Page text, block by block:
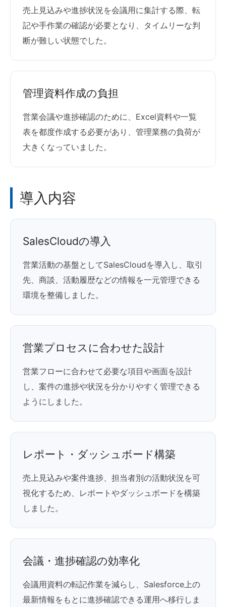
売上見込みや進捗状況を会議用に集計する際、転
記や手作業の確認が必要となり、タイムリーな判
断が難しい状態でした。
管理資料作成の負担
営業会議や進捗確認のために、Excel資料や一覧
表を都度作成する必要があり、管理業務の負荷が
大きくなっていました。
導入内容
SalesCloudの導入
営業活動の基盤としてSalesCloudを導入し、取引
先、商談、活動履歴などの情報を一元管理できる
環境を整備しました。
営業プロセスに合わせた設計
営業フローに合わせて必要な項目や画面を設計
し、案件の進捗や状況を分かりやすく管理できる
ようにしました。
レポート・ダッシュボード構築
売上見込みや案件進捗、担当者別の活動状況を可
視化するため、レポートやダッシュボードを構築
しました。
会議・進捗確認の効率化
会議用資料の転記作業を減らし、Salesforce上の
最新情報をもとに進捗確認できる運用へ移行しま